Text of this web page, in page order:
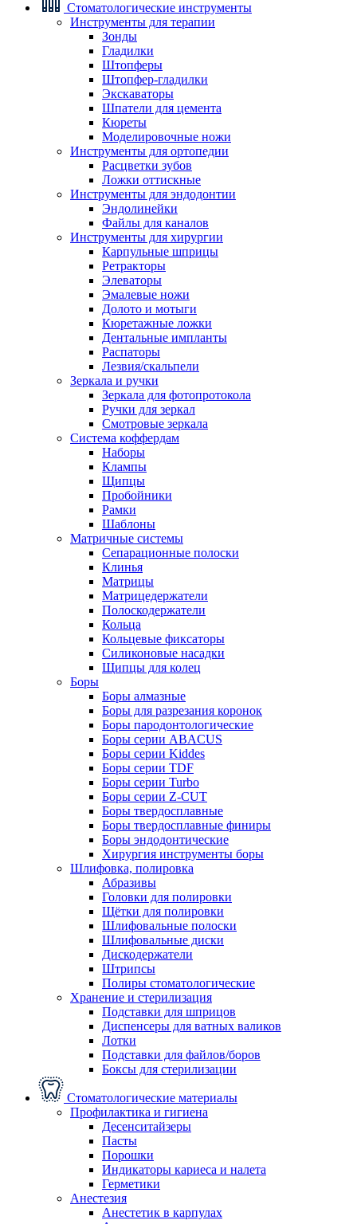
Стоматологические инструменты
Инструменты для терапии
Зонды
Гладилки
Штопферы
Штопфер-гладилки
Экскаваторы
Шпатели для цемента
Кюреты
Моделировочные ножи
Инструменты для ортопедии
Расцветки зубов
Ложки оттискные
Инструменты для эндодонтии
Эндолинейки
Файлы для каналов
Инструменты для хирургии
Карпульные шприцы
Ретракторы
Элеваторы
Эмалевые ножи
Долото и мотыги
Кюретажные ложки
Дентальные импланты
Распаторы
Лезвия/скальпели
Зеркала и ручки
Зеркала для фотопротокола
Ручки для зеркал
Смотровые зеркала
Система коффердам
Наборы
Клампы
Щипцы
Пробойники
Рамки
Шаблоны
Матричные системы
Сепарационные полоски
Клинья
Матрицы
Матрицедержатели
Полоскодержатели
Кольца
Кольцевые фиксаторы
Силиконовые насадки
Щипцы для колец
Боры
Боры алмазные
Боры для разрезания коронок
Боры пародонтологические
Боры серии ABACUS
Боры серии Kiddes
Боры серии TDF
Боры серии Turbo
Боры серии Z-CUT
Боры твердосплавные
Боры твердосплавные финиры
Боры эндодонтические
Хирургия инструменты боры
Шлифовка, полировка
Абразивы
Головки для полировки
Щётки для полировки
Шлифовальные полоски
Шлифовальные диски
Дискодержатели
Штрипсы
Полиры стоматологические
Хранение и стерилизация
Подставки для шприцов
Диспенсеры для ватных валиков
Лотки
Подставки для файлов/боров
Боксы для стерилизации
Стоматологические материалы
Профилактика и гигиена
Десенситайзеры
Пасты
Порошки
Индикаторы кариеса и налета
Герметики
Анестезия
Анестетик в карпулах